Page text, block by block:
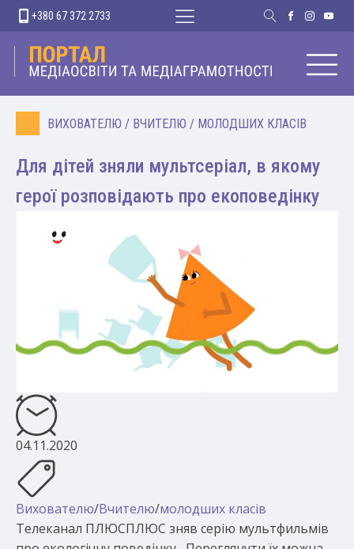
+380 67 372 2733
ВИХОВАТЕЛЮ / ВЧИТЕЛЮ / МОЛОДШИХ КЛАСІВ
Для дітей зняли мультсеріал, в якому
герої розповідають про екоповедінку
04.11.2020
Вихователю/Вчителю/молодших класів
Телеканал ПЛЮСПЛЮС зняв серію мультфильмів